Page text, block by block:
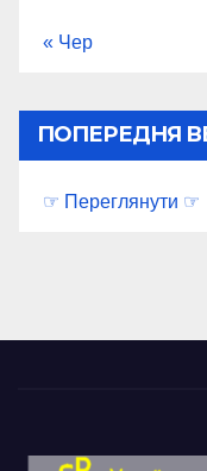
« Чер
ПОПЕРЕДНЯ
☞ Переглянути ☞